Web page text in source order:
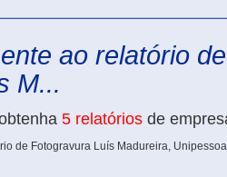
ao relatório de
M...
5 relatórios de
de Fotogravura Luís Madureira,